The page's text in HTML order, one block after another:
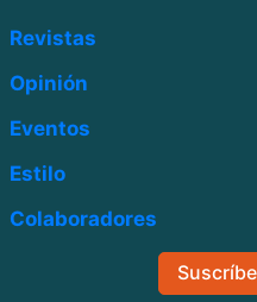
Revistas
Opinión
Eventos
Estilo
Colaboradores